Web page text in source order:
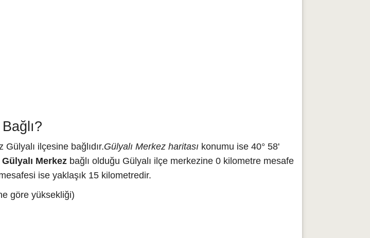
ilçesine bağlıdır.Gülyalı Merkez haritası konumu ise 40° 58'
Gülyalı Merkez bağlı olduğu Gülyalı ilçe merkezine 0 kilometre mesafe
ise yaklaşık 15 kilometredir.
göre yüksekliği)